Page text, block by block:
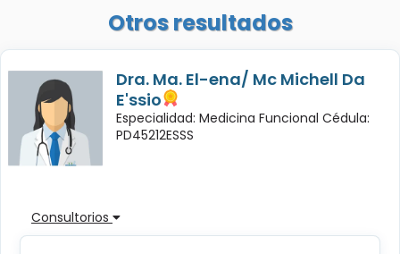
Otros resultados
Dra. Ma. El-ena/ Mc Michell Da
E'ssio
Especialidad: Medicina Funcional Cédula:
PD45212ESSS
Consultorios